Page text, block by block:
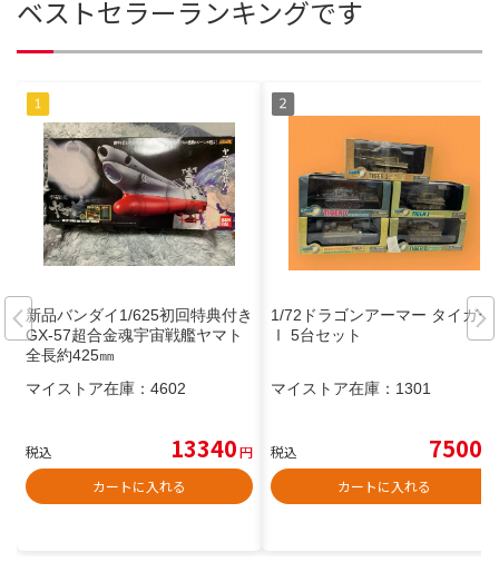
ベストセラーランキングです
新品バンダイ1/625初回特典付き
GX-57超合金魂宇宙戦艦ヤマト
全長約425㎜
マイストア在庫： 4602
税込 13340円
カートに入れる
1/72ドラゴンアーマー タイガー
Ⅰ 5台セット
マイストア在庫： 1301
税込 7500
カートに入れる